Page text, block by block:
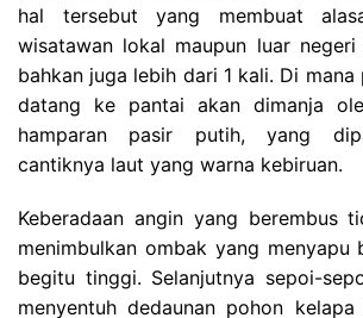
hal tersebut yang membuat
wisatawan lokal maupun luar
bahkan juga lebih dari 1 kali. Di mana
datang ke pantai akan dimanja
hamparan pasir putih, yang
cantiknya laut yang warna kebiruan.
Keberadaan angin yang berembus
menimbulkan ombak yang
begitu tinggi. Selanjutnya sepoi-
menyentuh dedaunan pohon